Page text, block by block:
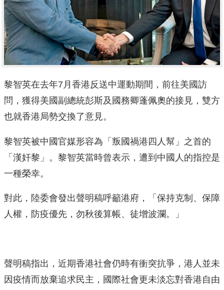
黎智英在去年7月香港反送中運動期間，前往美國訪
問，獲得美國副總統彭斯及國務卿蓬佩奧的接見，雙方
也就香港局勢交換了意見。
黎智英被中國官媒形容為「叛國禍港四人幫」之首的
「漢奸黎」。黎智英當時曾表示，遭到中國人的指控是
一種榮幸。
對此，陸委會發出聲明稿呼籲港府，「保持克制、保障
人權，防疫優先，勿秋後算帳、徒增波瀾。」
聲明稿指出，近期香港社會仍時有衝突抗爭，港人並未
因疫情而放棄追求民主，國際社會更未淡忘對香港自由